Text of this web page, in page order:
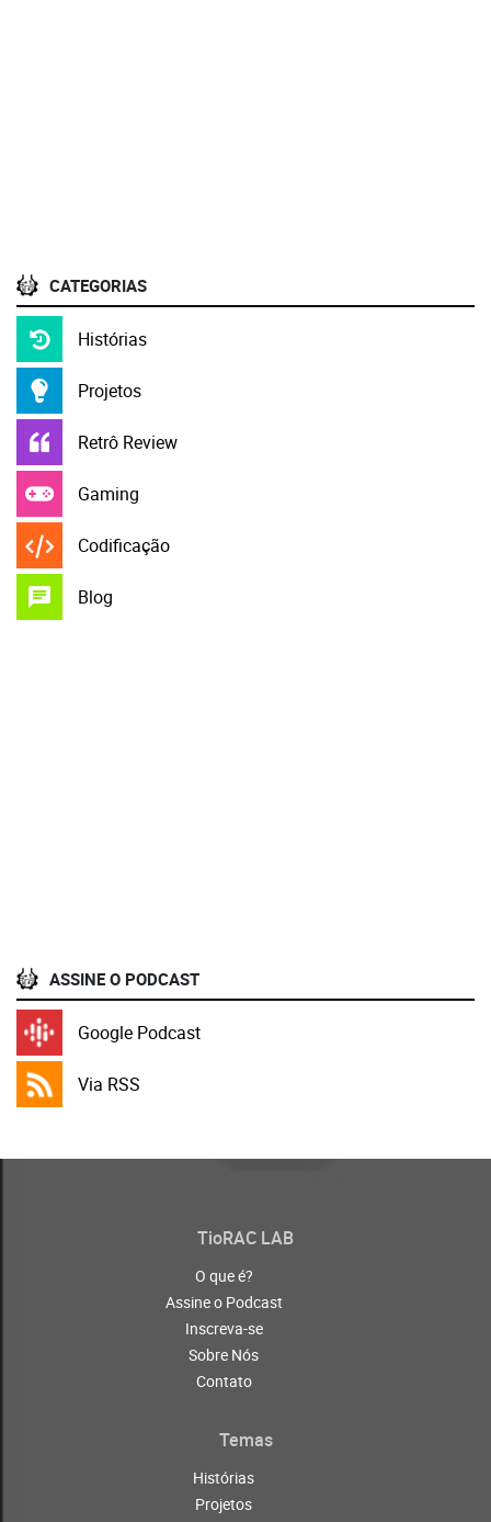
CATEGORIAS
Histórias
Projetos
Retrô Review
Gaming
Codificação
Blog
ASSINE O PODCAST
Google Podcast
Via RSS
TioRAC LAB
O que é?
Assine o Podcast
Inscreva-se
Sobre Nós
Contato
Temas
Histórias
Projetos